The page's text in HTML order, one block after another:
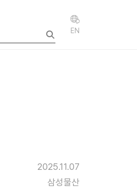
EN
2025.11.07
삼성물산